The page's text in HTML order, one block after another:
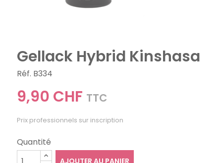
Gellack Hybrid Kinshasa
Réf. B334
9,90 CHF TTC
Prix professionnels sur inscription
Quantité